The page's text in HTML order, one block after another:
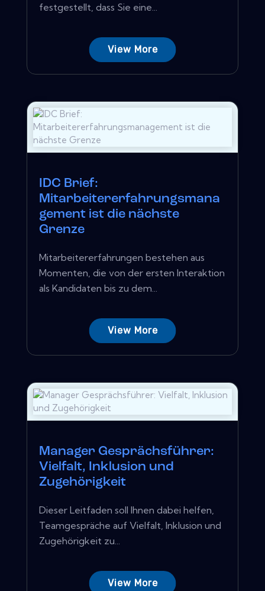
festgestellt, dass Sie eine...
View More
IDC Brief:
Mitarbeitererfahrungsmana
gement ist die nächste
Grenze
Mitarbeitererfahrungen bestehen aus
Momenten, die von der ersten Interaktion
als Kandidaten bis zu dem...
View More
Manager Gesprächsführer:
Vielfalt, Inklusion und
Zugehörigkeit
Dieser Leitfaden soll Ihnen dabei helfen,
Teamgespräche auf Vielfalt, Inklusion und
Zugehörigkeit zu...
View More